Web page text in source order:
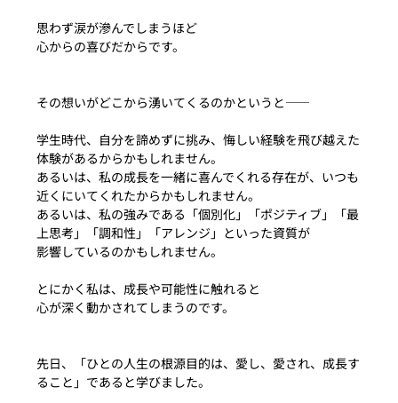
思わず涙が滲んでしまうほど
心からの喜びだからです。
その想いがどこから湧いてくるのかというと――
学生時代、自分を諦めずに挑み、悔しい経験を飛び越えた
体験があるからかもしれません。
あるいは、私の成長を一緒に喜んでくれる存在が、いつも
近くにいてくれたからかもしれません。
あるいは、私の強みである「個別化」「ポジティブ」「最
上思考」「調和性」「アレンジ」といった資質が
影響しているのかもしれません。
とにかく私は、成長や可能性に触れると
心が深く動かされてしまうのです。
先日、「ひとの人生の根源目的は、愛し、愛され、成長す
ること」であると学びました。